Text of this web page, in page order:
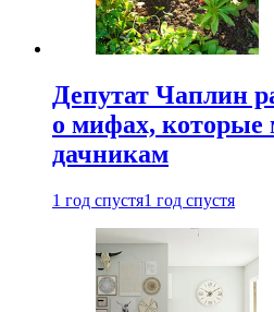
Депутат Чаплин
о мифах,
дачникам
1 год спустя1 год спустя